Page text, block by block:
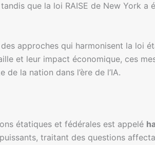
que la loi RAISE de New York
approches qui harmonisent la loi
et leur impact économique, ces
la nation dans l’ère de l’IA.
étatiques et fédérales est appelé
traitant des questions